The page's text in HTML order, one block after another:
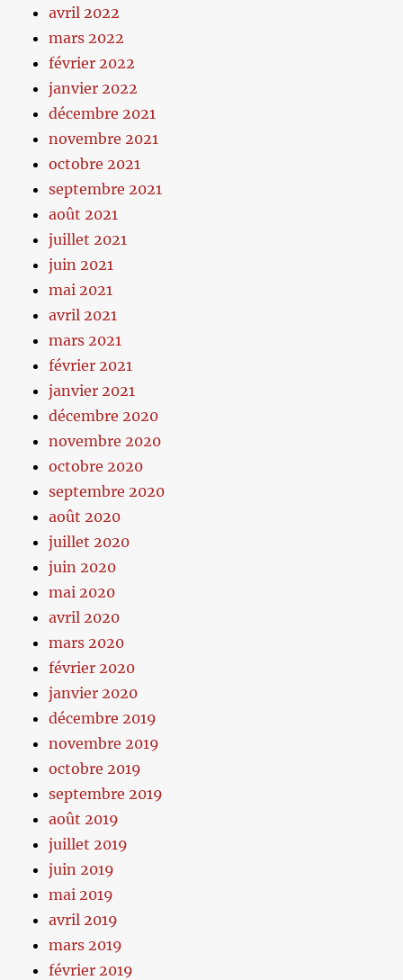
avril 2022
mars 2022
février 2022
janvier 2022
décembre 2021
novembre 2021
octobre 2021
septembre 2021
août 2021
juillet 2021
juin 2021
mai 2021
avril 2021
mars 2021
février 2021
janvier 2021
décembre 2020
novembre 2020
octobre 2020
septembre 2020
août 2020
juillet 2020
juin 2020
mai 2020
avril 2020
mars 2020
février 2020
janvier 2020
décembre 2019
novembre 2019
octobre 2019
septembre 2019
août 2019
juillet 2019
juin 2019
mai 2019
avril 2019
mars 2019
février 2019